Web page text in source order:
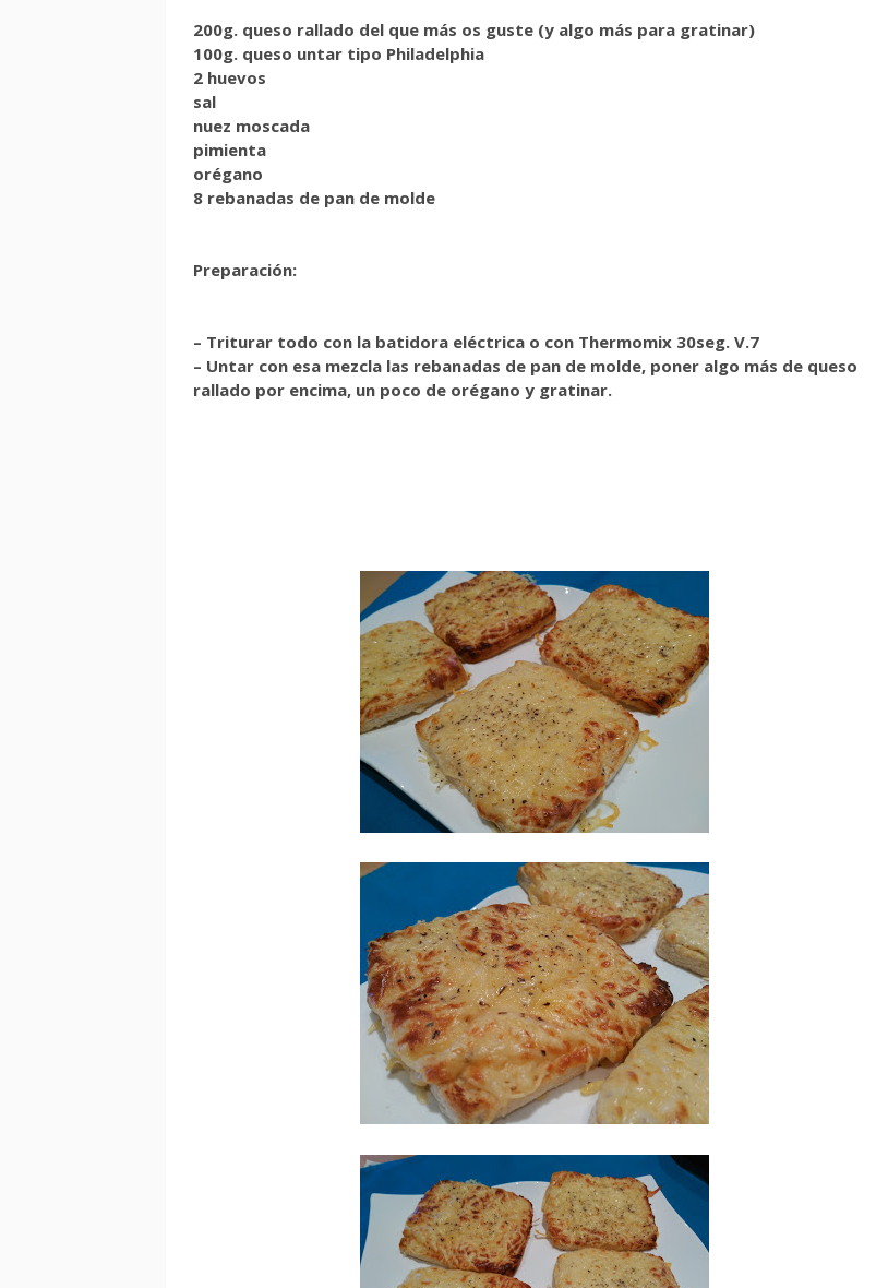
200g. queso rallado del que más os guste (y algo más para gratinar)
100g. queso untar tipo Philadelphia
2 huevos
sal
nuez moscada
pimienta
orégano
8 rebanadas de pan de molde
Preparación:
– Triturar todo con la batidora eléctrica o con Thermomix 30seg. V.7
– Untar con esa mezcla las rebanadas de pan de molde, poner algo más de queso
rallado por encima, un poco de orégano y gratinar.